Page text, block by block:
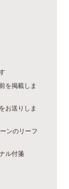
を掲載しま
お送りしま
ンのリーフ
ル付箋